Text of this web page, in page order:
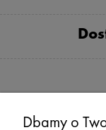
Dbamy o